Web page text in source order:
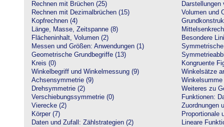
Rechnen mit Brüchen (25)
Rechnen mit Dezimalbrüchen (15)
Kopfrechnen (4)
Länge, Masse, Zeitspanne (8)
Flächeninhalt, Volumen (2)
Messen und Größen: Anwendungen (1)
Geometrische Grundbegriffe (13)
Kreis (0)
Winkelbegriff und Winkelmessung (9)
Achsensymmetrie (9)
Drehsymmetrie (2)
Verschiebungssymmetrie (0)
Vierecke (2)
Körper (7)
Daten und Zufall: Zählstrategien (2)
Darstellungen
Volumen und
Besondere
Kongruente
Winkelsätze
Weiteres zu
Funktionen:
Zuordnungen
Proportionale
Lineare